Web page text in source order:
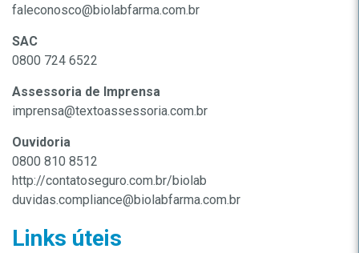
faleconosco@biolabfarma.com.br
SAC
0800 724 6522
Assessoria de Imprensa
imprensa@textoassessoria.com.br
Ouvidoria
0800 810 8512
http://contatoseguro.com.br/biolab
duvidas.compliance@biolabfarma.com.br
Links úteis